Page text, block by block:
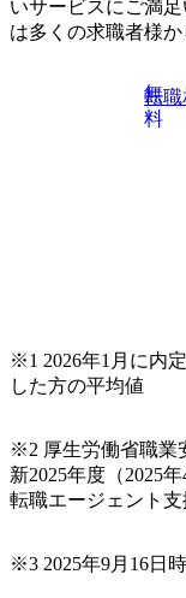
いサービスにご満
は多くの求職者様
無
料
転職
※1 2026年1月に内
した方の平均値
※2 厚生労働省職業
新2025年度（2025
転職エージェント
※3 2025年9月16日